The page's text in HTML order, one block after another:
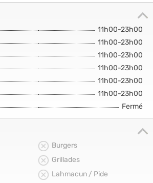
11h00-23h00
11h00-23h00
11h00-23h00
11h00-23h00
11h00-23h00
11h00-23h00
Fermé
Burgers
Grillades
Lahmacun / Pide